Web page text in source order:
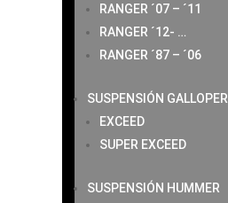
RANGER ´07 – ´11
RANGER ´12- …
RANGER ´87 – ´06
SUSPENSIÓN GALLOPER
EXCEED
SUPER EXCEED
SUSPENSIÓN HUMMER